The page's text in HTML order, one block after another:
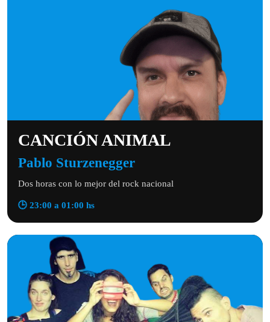
CANCIÓN ANIMAL
Pablo Sturzenegger
Dos horas con lo mejor del rock nacional
🕒 23:00 a 01:00 hs